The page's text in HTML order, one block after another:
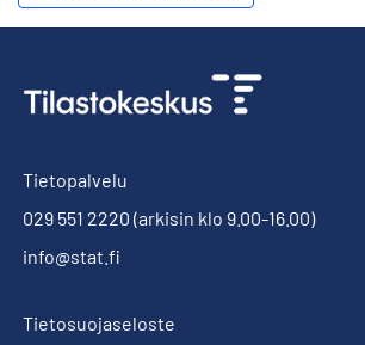
Tietopalvelu
029 551 2220 (arkisin klo 9.00-16.00)
info@stat.fi
Tietosuojaseloste